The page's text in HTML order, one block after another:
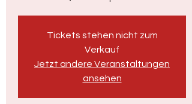
Tickets stehen nicht zum
Verkauf
Jetzt andere Veranstaltungen
ansehen